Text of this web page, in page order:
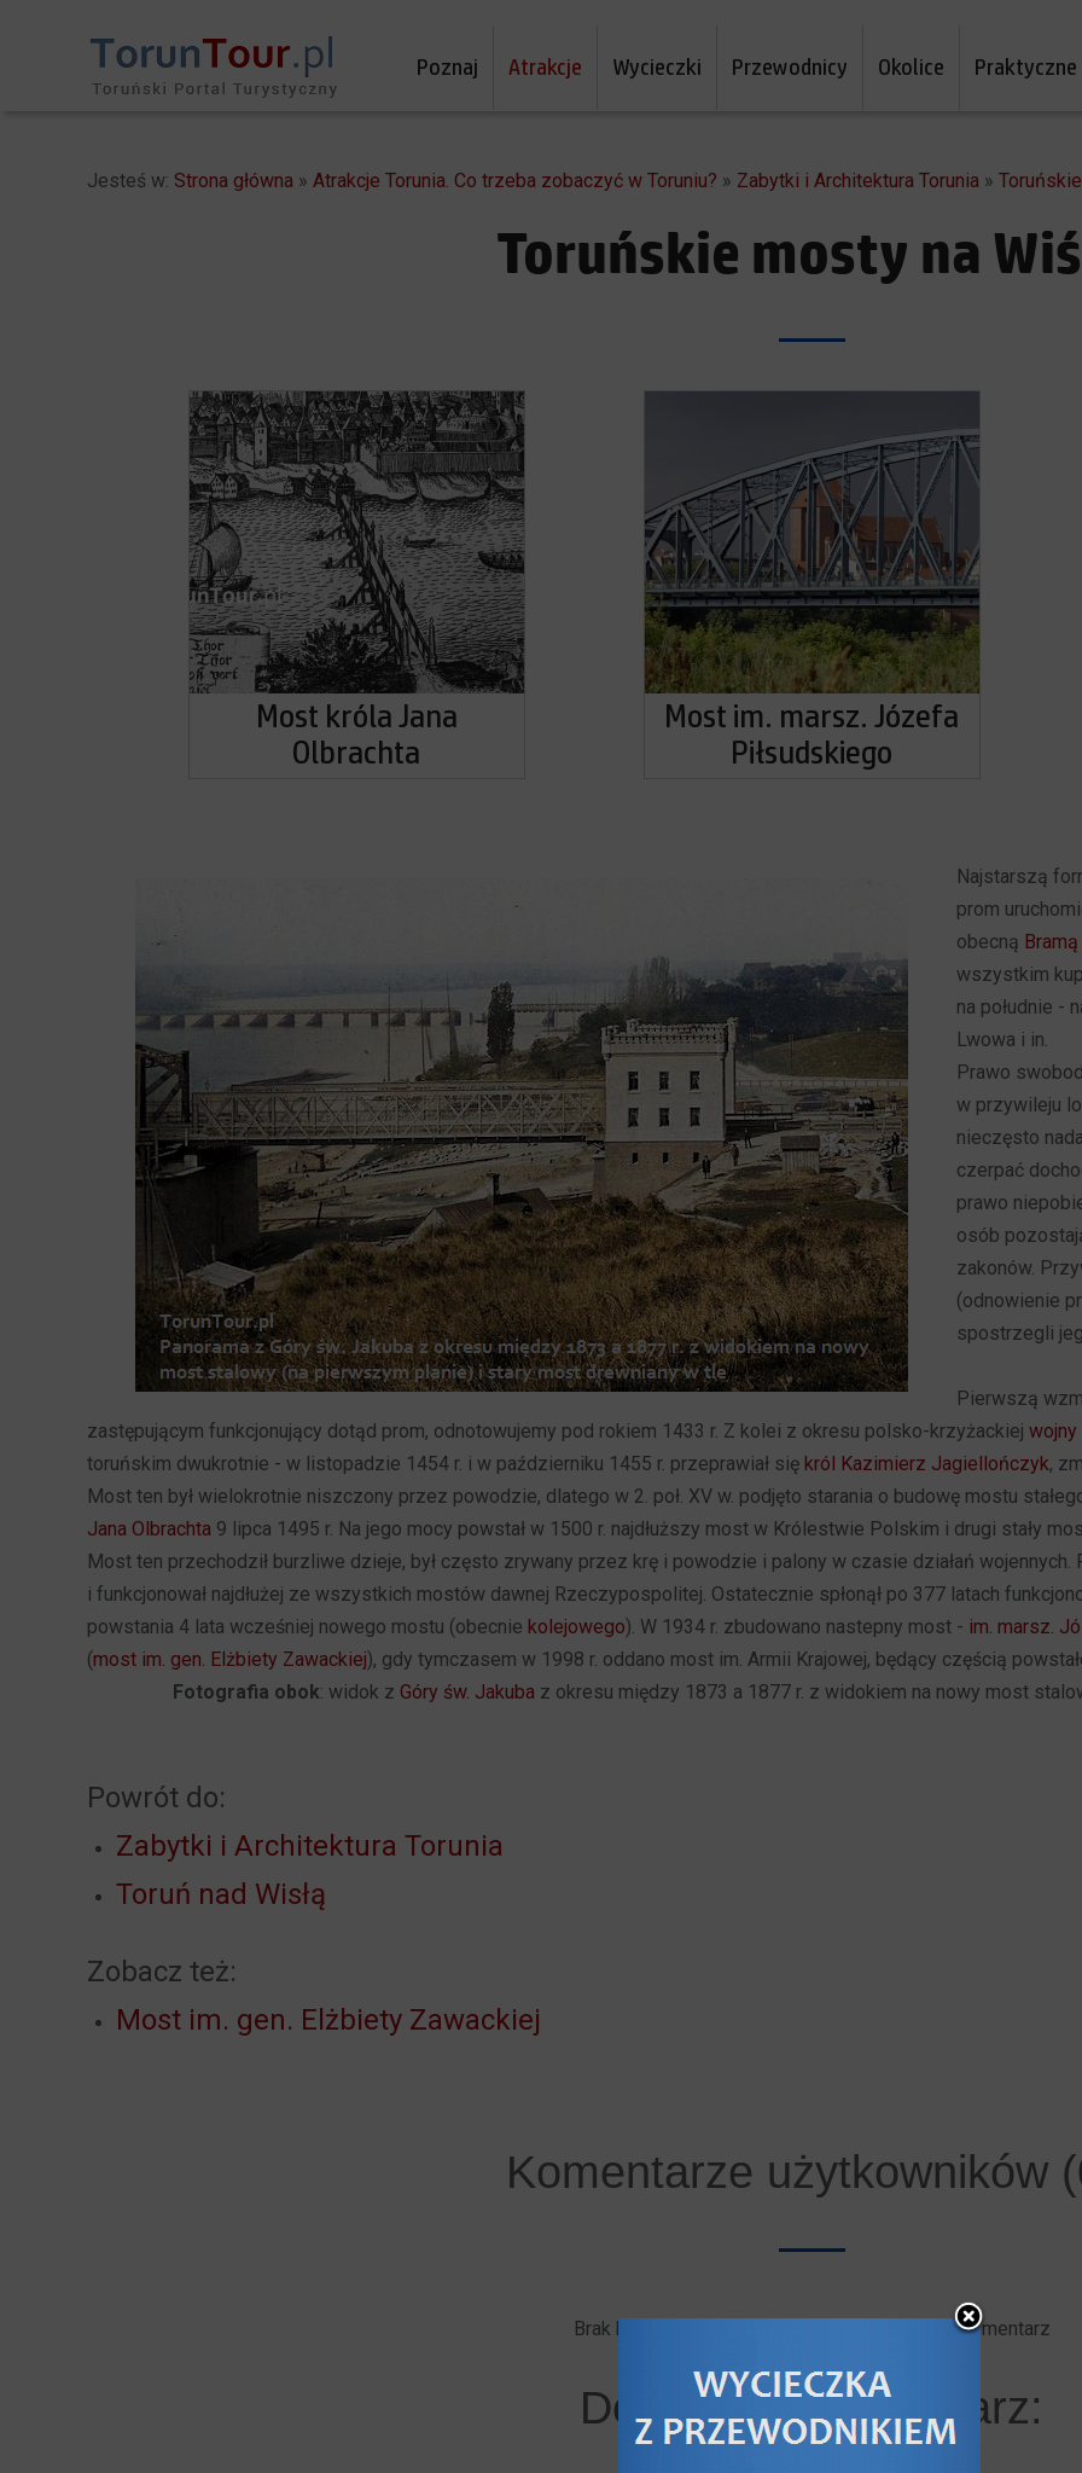
Poznaj Atrakcje Wycieczki Przewodnicy Okolice Praktyczne
Jesteś w: Strona główna » Atrakcje Torunia. Co trzeba zobaczyć w Toruniu? » Zabytki i Architektura Torunia »
Toruńskie mosty na
Most króla Jana
Olbrachta
Most im. marsz. Józefa
Piłsudskiego
Najstarszą
prom
obecną
wszystkim
na południe -
Lwowa i in.
Prawo
w przywileju
nieczęsto
czerpać
prawo
osób
zakonów.
(odnowienie
spostrzegli
Pierwszą
zastępującym funkcjonujący dotąd prom, odnotowujemy pod rokiem 1433 r. Z kolei z okresu polsko-krzyżackiej
toruńskim dwukrotnie - w listopadzie 1454 r. i w październiku 1455 r. przeprawiał się król Kazimierz Jagiellończyk,
Most ten był wielokrotnie niszczony przez powodzie, dlatego w 2. poł. XV w. podjęto starania o budowę mostu
Jana Olbrachta 9 lipca 1495 r. Na jego mocy powstał w 1500 r. najdłuższy most w Królestwie Polskim i drugi stały
Most ten przechodził burzliwe dzieje, był często zrywany przez krę i powodzie i palony w czasie działań
i funkcjonował najdłużej ze wszystkich mostów dawnej Rzeczypospolitej. Ostatecznie spłonął po 377 latach
powstania 4 lata wcześniej nowego mostu (obecnie kolejowego). W 1934 r. zbudowano nastepny most - im. marsz.
(most im. gen. Elżbiety Zawackiej), gdy tymczasem w 1998 r. oddano most im. Armii Krajowej, będący częścią
Fotografia obok: widok z Góry św. Jakuba z okresu między 1873 a 1877 r. z widokiem na nowy most
Powrót do:
Zabytki i Architektura Torunia
Toruń nad Wisłą
Zobacz też:
Most im. gen. Elżbiety Zawackiej
Komentarze użytkowników
Brak komentarzy. Bądź pierwszy - dodaj swój komentarz
Dodaj swój komentarz: